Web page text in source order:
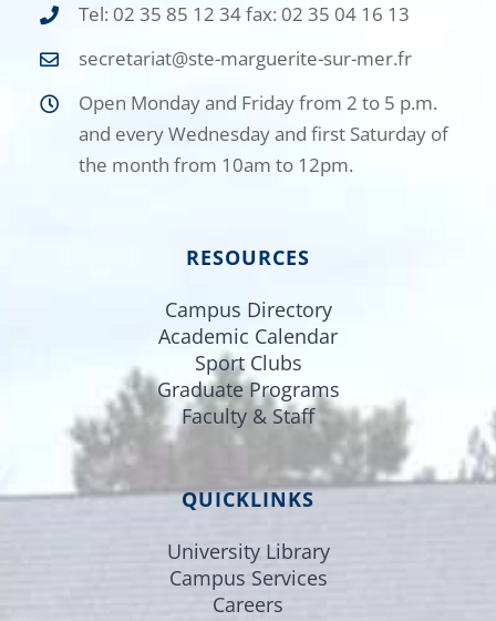
Tel: 02 35 85 12 34 fax: 02 35 04 16 13
secretariat@ste-marguerite-sur-mer.fr
Open Monday and Friday from 2 to 5 p.m.
and every Wednesday and first Saturday of
the month from 10am to 12pm.
RESOURCES
Campus Directory
Academic Calendar
Sport Clubs
Graduate Programs
Faculty & Staff
QUICKLINKS
University Library
Campus Services
Careers